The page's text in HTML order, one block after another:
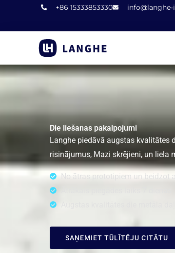
saturu
+86 15333853330
Die liešanas pakalpojumi
Langhe piedāvā augstas kvalitātes
risinājumus, Mazi skrējieni, un liela
No ātras prototipiem un beidzot
SAŅEMIET TŪLĪTĒJU CITĀTU